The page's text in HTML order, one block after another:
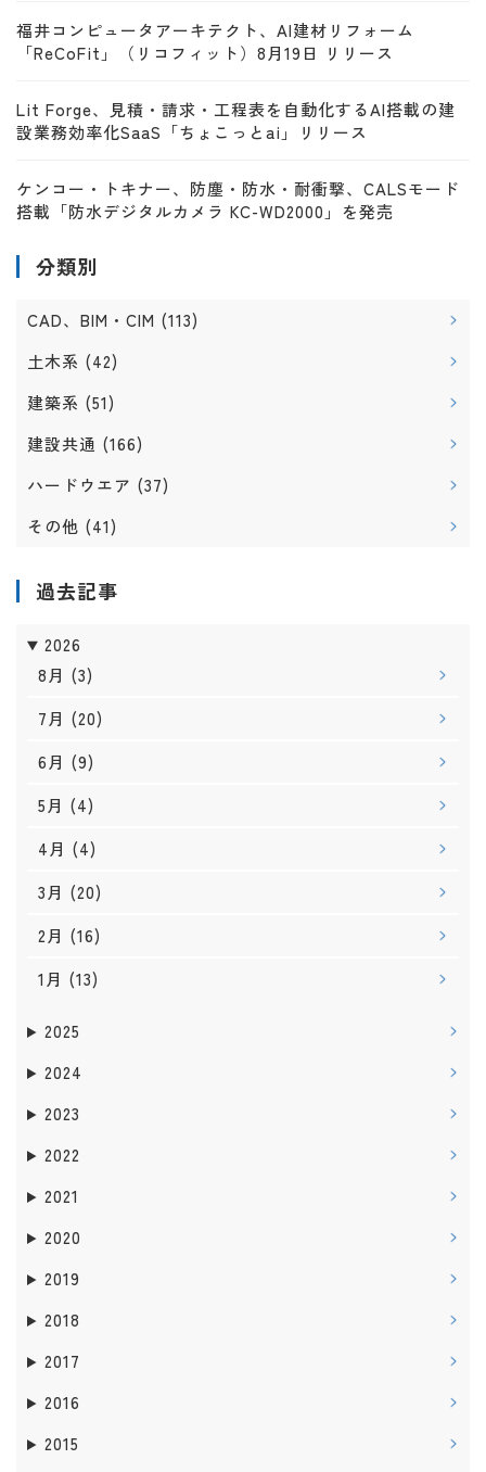
福井コンピュータアーキテクト、AI建材リフォーム
「ReCoFit」（リコフィット）8月19日 リリース
Lit Forge、見積・請求・工程表を自動化するAI搭載の建
設業務効率化SaaS「ちょこっとai」リリース
ケンコー・トキナー、防塵・防水・耐衝撃、CALSモード
搭載「防水デジタルカメラ KC-WD2000」を発売
分類別
CAD、BIM・CIM (113)
土木系 (42)
建築系 (51)
建設共通 (166)
ハードウエア (37)
その他 (41)
過去記事
2026
8月 (3)
7月 (20)
6月 (9)
5月 (4)
4月 (4)
3月 (20)
2月 (16)
1月 (13)
2025
2024
2023
2022
2021
2020
2019
2018
2017
2016
2015